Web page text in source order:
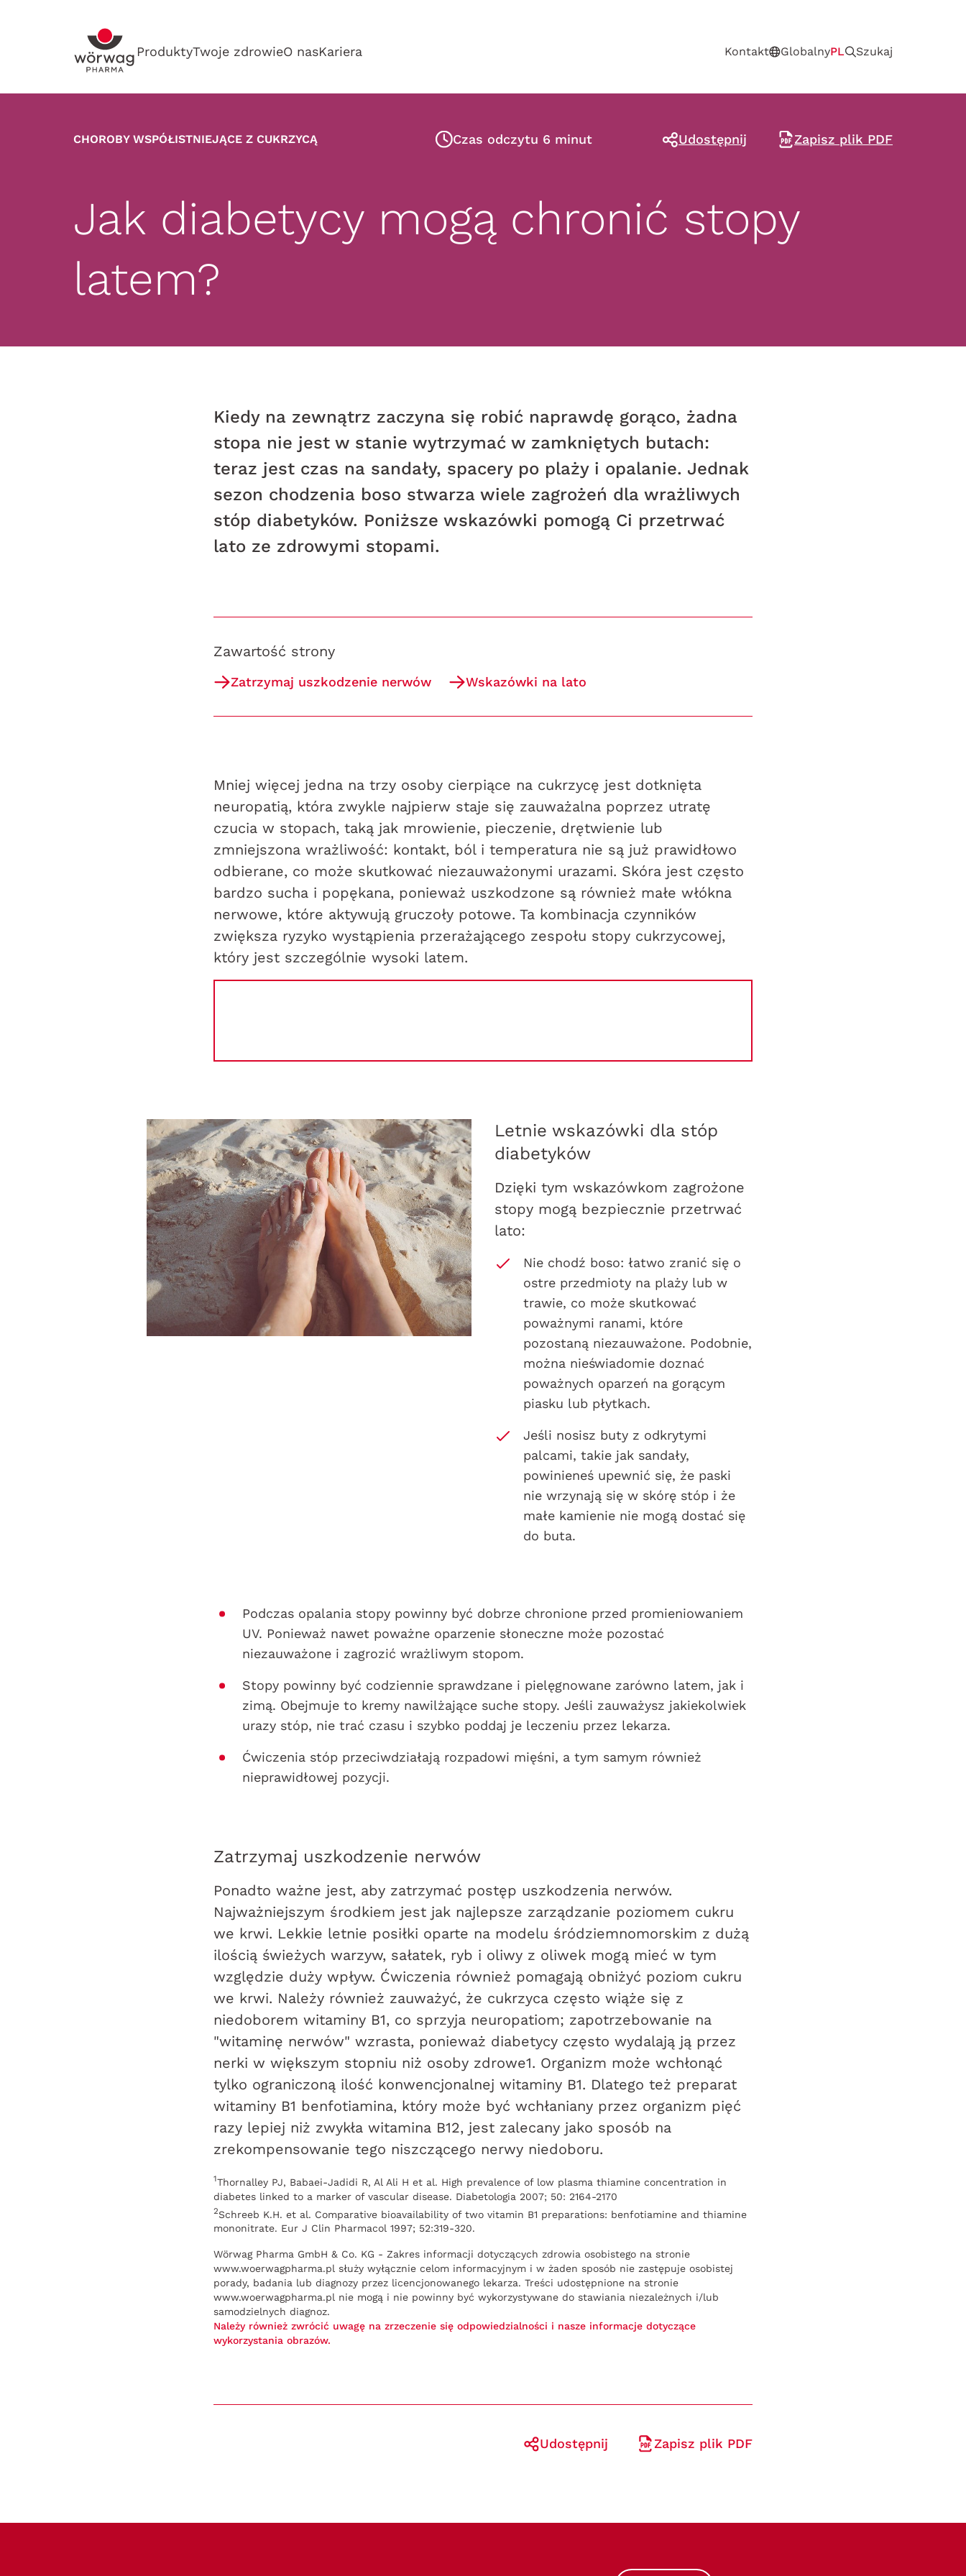
ProduktyTwoje zdrowieO nasKariera Kontakt GlobalnyPL Szukaj
CHOROBY WSPÓŁISTNIEJĄCE Z CUKRZYCĄ
Jak diabetycy mogą chronić stopy
latem?
Czas odczytu 6 minut Udostępnij Zapisz plik PDF
Kiedy na zewnątrz zaczyna się robić naprawdę gorąco, żadna
stopa nie jest w stanie wytrzymać w zamkniętych butach:
teraz jest czas na sandały, spacery po plaży i opalanie. Jednak
sezon chodzenia boso stwarza wiele zagrożeń dla wrażliwych
stóp diabetyków. Poniższe wskazówki pomogą Ci przetrwać
lato ze zdrowymi stopami.
Zawartość strony
Zatrzymaj uszkodzenie nerwów Wskazówki na lato
Mniej więcej jedna na trzy osoby cierpiące na cukrzycę jest dotknięta
neuropatią, która zwykle najpierw staje się zauważalna poprzez utratę
czucia w stopach, taką jak mrowienie, pieczenie, drętwienie lub
zmniejszona wrażliwość: kontakt, ból i temperatura nie są już prawidłowo
odbierane, co może skutkować niezauważonymi urazami. Skóra jest często
bardzo sucha i popękana, ponieważ uszkodzone są również małe włókna
nerwowe, które aktywują gruczoły potowe. Ta kombinacja czynników
zwiększa ryzyko wystąpienia przerażającego zespołu stopy cukrzycowej,
który jest szczególnie wysoki latem.
Letnie wskazówki dla stóp
diabetyków
Dzięki tym wskazówkom zagrożone
stopy mogą bezpiecznie przetrwać
lato:
Nie chodź boso: łatwo zranić się o
ostre przedmioty na plaży lub w
trawie, co może skutkować
poważnymi ranami, które
pozostaną niezauważone. Podobnie,
można nieświadomie doznać
poważnych oparzeń na gorącym
piasku lub płytkach.
Jeśli nosisz buty z odkrytymi
palcami, takie jak sandały,
powinieneś upewnić się, że paski
nie wrzynają się w skórę stóp i że
małe kamienie nie mogą dostać się
do buta.
Podczas opalania stopy powinny być dobrze chronione przed promieniowaniem
UV. Ponieważ nawet poważne oparzenie słoneczne może pozostać
niezauważone i zagrozić wrażliwym stopom.
Stopy powinny być codziennie sprawdzane i pielęgnowane zarówno latem, jak i
zimą. Obejmuje to kremy nawilżające suche stopy. Jeśli zauważysz jakiekolwiek
urazy stóp, nie trać czasu i szybko poddaj je leczeniu przez lekarza.
Ćwiczenia stóp przeciwdziałają rozpadowi mięśni, a tym samym również
nieprawidłowej pozycji.
Zatrzymaj uszkodzenie nerwów
Ponadto ważne jest, aby zatrzymać postęp uszkodzenia nerwów.
Najważniejszym środkiem jest jak najlepsze zarządzanie poziomem cukru
we krwi. Lekkie letnie posiłki oparte na modelu śródziemnomorskim z dużą
ilością świeżych warzyw, sałatek, ryb i oliwy z oliwek mogą mieć w tym
względzie duży wpływ. Ćwiczenia również pomagają obniżyć poziom cukru
we krwi. Należy również zauważyć, że cukrzyca często wiąże się z
niedoborem witaminy B1, co sprzyja neuropatiom; zapotrzebowanie na
"witaminę nerwów" wzrasta, ponieważ diabetycy często wydalają ją przez
nerki w większym stopniu niż osoby zdrowe1. Organizm może wchłonąć
tylko ograniczoną ilość konwencjonalnej witaminy B1. Dlatego też preparat
witaminy B1 benfotiamina, który może być wchłaniany przez organizm pięć
razy lepiej niż zwykła witamina B12, jest zalecany jako sposób na
zrekompensowanie tego niszczącego nerwy niedoboru.
1Thornalley PJ, Babaei-Jadidi R, Al Ali H et al. High prevalence of low plasma thiamine concentration in
diabetes linked to a marker of vascular disease. Diabetologia 2007; 50: 2164-2170
2Schreeb K.H. et al. Comparative bioavailability of two vitamin B1 preparations: benfotiamine and thiamine
mononitrate. Eur J Clin Pharmacol 1997; 52:319-320.
Wörwag Pharma GmbH & Co. KG - Zakres informacji dotyczących zdrowia osobistego na stronie
www.woerwagpharma.pl służy wyłącznie celom informacyjnym i w żaden sposób nie zastępuje osobistej
porady, badania lub diagnozy przez licencjonowanego lekarza. Treści udostępnione na stronie
www.woerwagpharma.pl nie mogą i nie powinny być wykorzystywane do stawiania niezależnych i/lub
samodzielnych diagnoz.
Należy również zwrócić uwagę na zrzeczenie się odpowiedzialności i nasze informacje dotyczące
wykorzystania obrazów.
Udostępnij Zapisz plik PDF